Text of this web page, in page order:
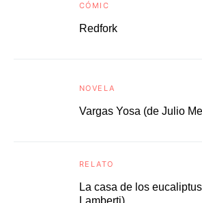
CÓMIC
Redfork
NOVELA
Vargas Yosa (de Julio
RELATO
La casa de los
Lamberti)